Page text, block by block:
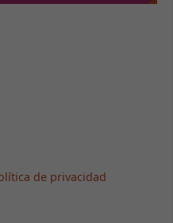
de privacidad